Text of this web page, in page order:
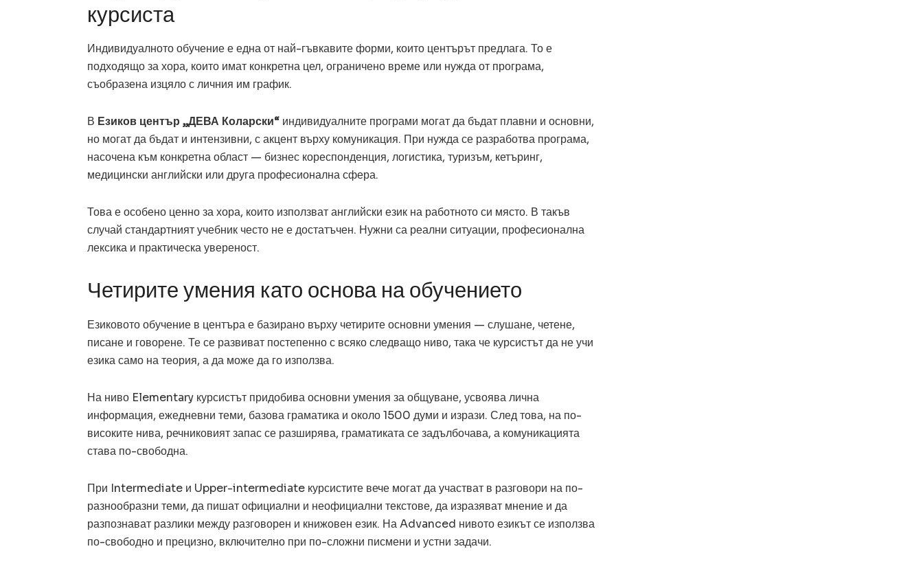
курсиста
Индивидуалното обучение е една от най-гъвкавите форми, които центърът предлага. То е
подходящо за хора, които имат конкретна цел, ограничено време или нужда от програма,
съобразена изцяло с личния им график.
В Езиков център „ДЕВА Коларски“ индивидуалните програми могат да бъдат плавни и основни,
но могат да бъдат и интензивни, с акцент върху комуникация. При нужда се разработва програма,
насочена към конкретна област — бизнес кореспонденция, логистика, туризъм, кетъринг,
медицински английски или друга професионална сфера.
Това е особено ценно за хора, които използват английски език на работното си място. В такъв
случай стандартният учебник често не е достатъчен. Нужни са реални ситуации, професионална
лексика и практическа увереност.
Четирите умения като основа на обучението
Езиковото обучение в центъра е базирано върху четирите основни умения — слушане, четене,
писане и говорене. Те се развиват постепенно с всяко следващо ниво, така че курсистът да не учи
езика само на теория, а да може да го използва.
На ниво Elementary курсистът придобива основни умения за общуване, усвоява лична
информация, ежедневни теми, базова граматика и около 1500 думи и изрази. След това, на по-
високите нива, речниковият запас се разширява, граматиката се задълбочава, а комуникацията
става по-свободна.
При Intermediate и Upper-intermediate курсистите вече могат да участват в разговори на по-
разнообразни теми, да пишат официални и неофициални текстове, да изразяват мнение и да
разпознават разлики между разговорен и книжовен език. На Advanced нивото езикът се използва
по-свободно и прецизно, включително при по-сложни писмени и устни задачи.